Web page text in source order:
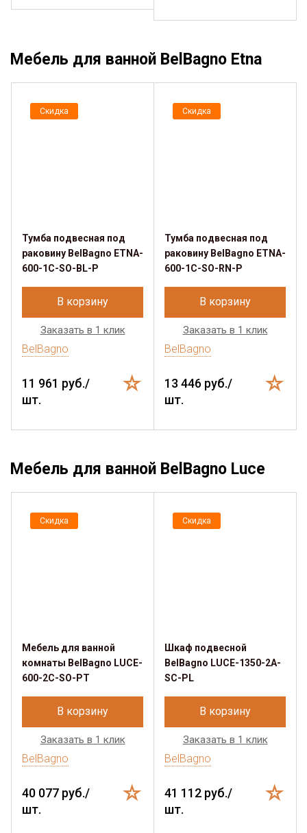
Мебель для ванной BelBagno Etna
Скидка
Тумба подвесная под
раковину BelBagno ETNA-
600-1C-SO-BL-P
В корзину
Заказать в 1 клик
BelBagno
11 961 руб./
шт.
Скидка
Тумба подвесная под
раковину BelBagno ETNA-
600-1C-SO-RN-P
В корзину
Заказать в 1 клик
BelBagno
13 446 руб./
шт.
Мебель для ванной BelBagno Luce
Скидка
Мебель для ванной
комнаты BelBagno LUCE-
600-2C-SO-PT
В корзину
Заказать в 1 клик
BelBagno
40 077 руб./
шт.
Скидка
Шкаф подвесной
BelBagno LUCE-1350-2A-
SC-PL
В корзину
Заказать в 1 клик
BelBagno
41 112 руб./
шт.